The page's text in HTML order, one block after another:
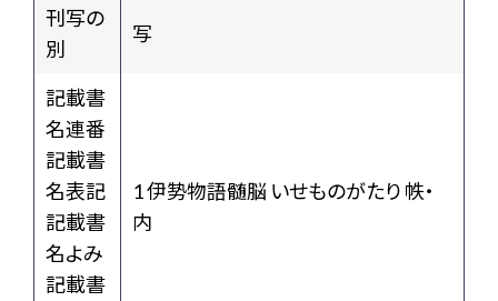
刊写の
別
写
記載書
名連番
記載書
名表記
記載書
名よみ
記載書
1 伊㔟物語髄脳 いせものがたり 帙・
内